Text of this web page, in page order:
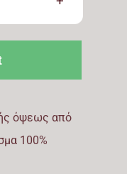
όψεως από
100%